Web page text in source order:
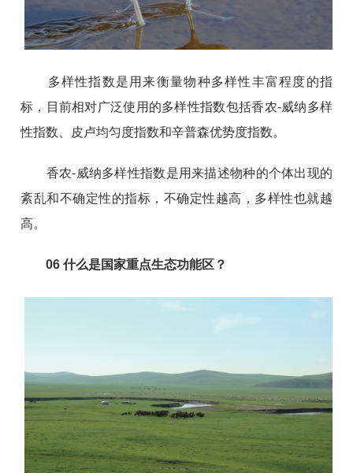
多样性指数是用来衡量物种多样性丰富程度的指
标，目前相对广泛使用的多样性指数包括香农-威纳多样
性指数、皮卢均匀度指数和辛普森优势度指数。
香农-威纳多样性指数是用来描述物种的个体出现的
紊乱和不确定性的指标，不确定性越高，多样性也就越
高。
06 什么是国家重点生态功能区？